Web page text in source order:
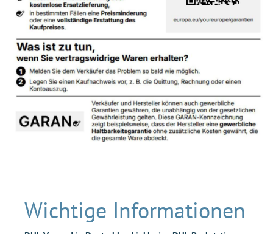
Wichtige Informationen